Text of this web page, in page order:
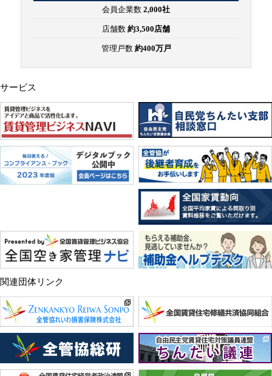
会員企業数 2,000社
店舗数 約3,500店舗
管理戸数 約400万戸
サービス
関連団体リンク